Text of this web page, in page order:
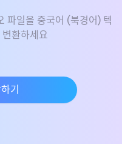
파일을 중국어 (북경어) 텍
환하세요
기